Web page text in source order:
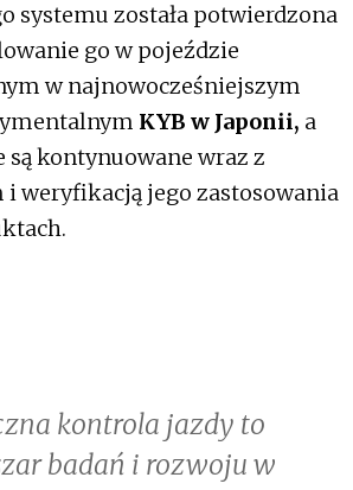
systemu została potwierdzona
go w pojeździe
w najnowocześniejszym
KYB w Japonii, a
są kontynuowane wraz z
weryfikacją jego zastosowania
kontrola jazdy to
badań i rozwoju w